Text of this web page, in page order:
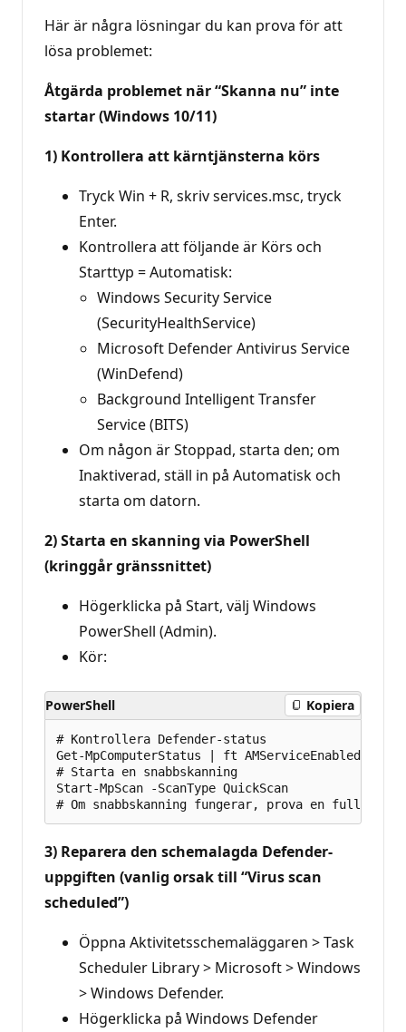
Här är några lösningar du kan prova för att
lösa problemet:
Åtgärda problemet när “Skanna nu” inte
startar (Windows 10/11)
1) Kontrollera att kärntjänsterna körs
Tryck Win + R, skriv services.msc, tryck
Enter.
Kontrollera att följande är Körs och
Starttyp = Automatisk:
Windows Security Service
(SecurityHealthService)
Microsoft Defender Antivirus Service
(WinDefend)
Background Intelligent Transfer
Service (BITS)
Om någon är Stoppad, starta den; om
Inaktiverad, ställ in på Automatisk och
starta om datorn.
2) Starta en skanning via PowerShell
(kringgår gränssnittet)
Högerklicka på Start, välj Windows
PowerShell (Admin).
Kör:
PowerShell Kopiera
# Kontrollera Defender-status
Get-MpComputerStatus | ft AMServiceEnabled,
# Starta en snabbskanning
Start-MpScan -ScanType QuickScan
3) Reparera den schemalagda Defender-
uppgiften (vanlig orsak till “Virus scan
scheduled”)
Öppna Aktivitetsschemaläggaren > Task
Scheduler Library > Microsoft > Windows
> Windows Defender.
Högerklicka på Windows Defender